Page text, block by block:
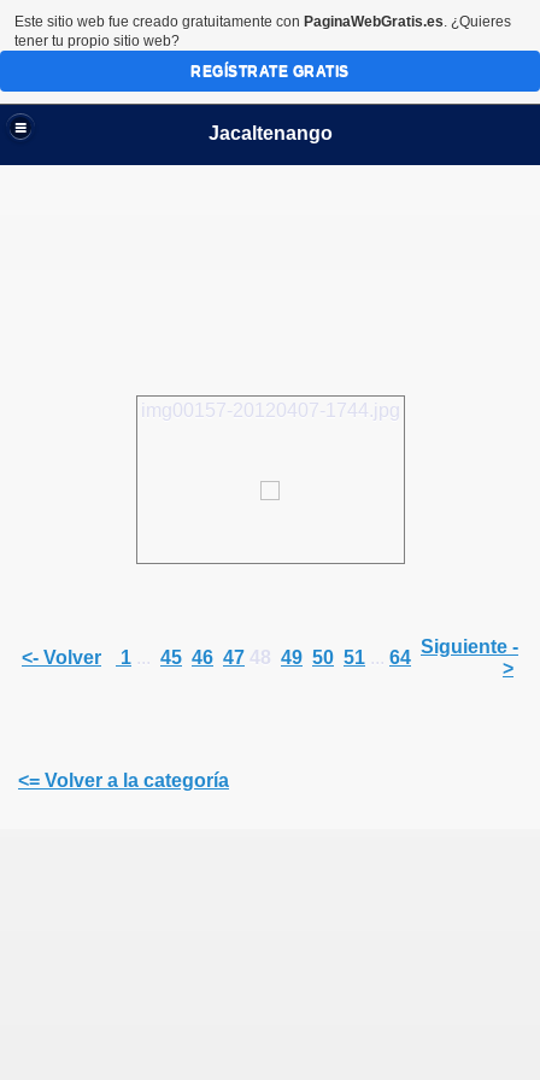
Jacaltenango
img00157-20120407-1744.jpg
<- Volver 1 ... 45 46 47 48 49 50 51 ... 64
Siguiente -
>
<= Volver a la categoría
Este sitio web fue creado gratuitamente con PaginaWebGratis.es. ¿Quieres
tener tu propio sitio web?
REGÍSTRATE GRATIS